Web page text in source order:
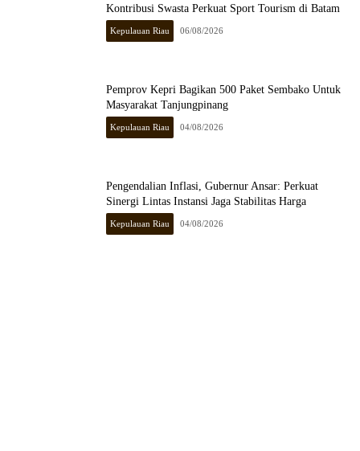
Kontribusi Swasta Perkuat Sport Tourism di Batam
Kepulauan Riau 06/08/2026
Pemprov Kepri Bagikan 500 Paket Sembako Untuk
Masyarakat Tanjungpinang
Kepulauan Riau 04/08/2026
Pengendalian Inflasi, Gubernur Ansar: Perkuat
Sinergi Lintas Instansi Jaga Stabilitas Harga
Kepulauan Riau 04/08/2026